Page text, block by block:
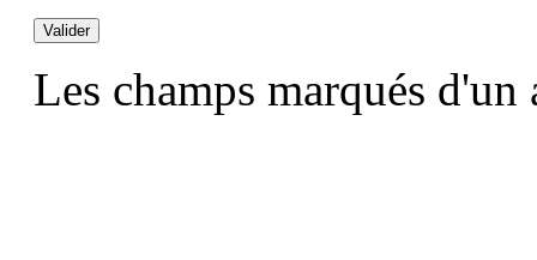
Les champs marqués